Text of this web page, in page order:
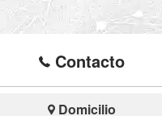
Contacto
Domicilio